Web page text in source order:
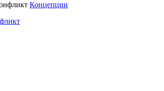
Концепции